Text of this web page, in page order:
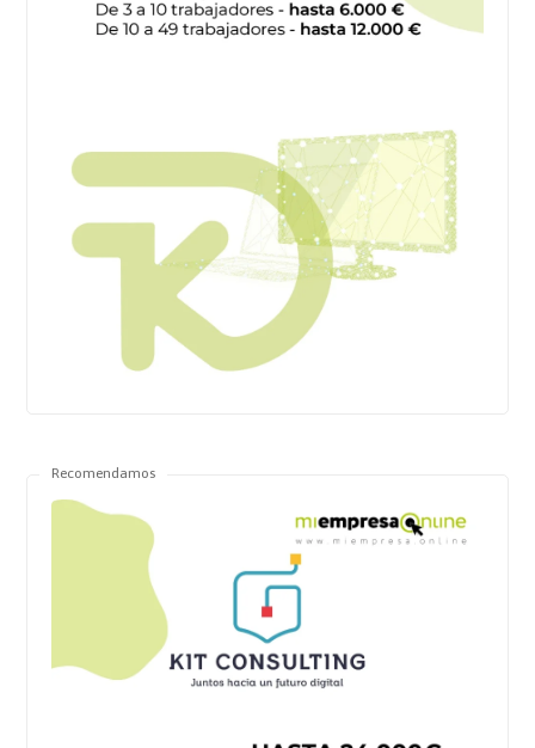
Recomendamos